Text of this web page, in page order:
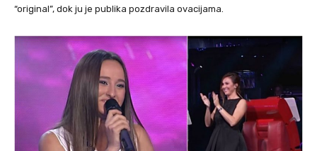
“original”, dok ju je publika pozdravila ovacijama.